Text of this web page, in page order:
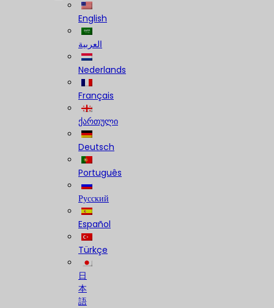
English
العربية
Nederlands
Français
ქართული
Deutsch
Português
Русский
Español
Türkçe
日
本
語